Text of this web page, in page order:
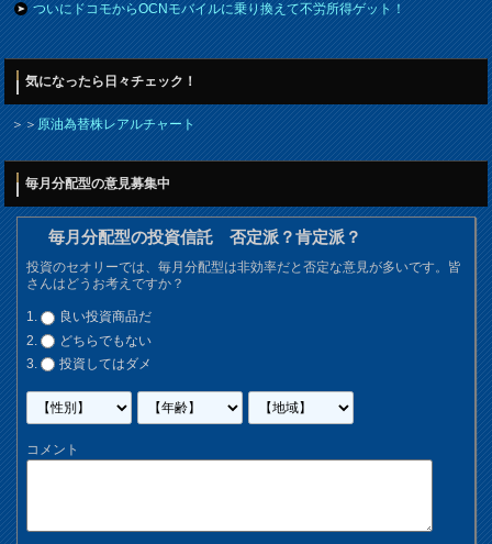
ついにドコモからOCNモバイルに乗り換えて不労所得ゲット！
気になったら日々チェック！
＞＞原油為替株レアルチャート
毎月分配型の意見募集中
毎月分配型の投資信託 否定派？肯定派？
投資のセオリーでは、毎月分配型は非効率だと否定な意見が多いです。皆
さんはどうお考えですか？
良い投資商品だ
どちらでもない
投資してはダメ
コメント